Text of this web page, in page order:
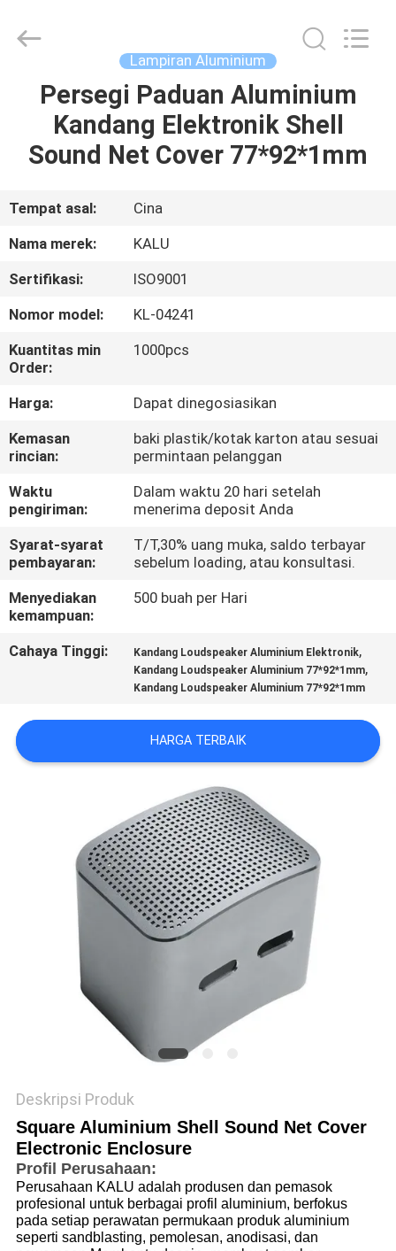
RUMAH
PRODUK
TAMPILAN
VR
TENTANG
KAMI
TUR
PABRIK
KONTROL
KUALITAS
HUBUNGI
BERITA
PERMINTAAN
PENAWARAN
PRIVACY
POLICY
Rights
Lampiran Aluminium
Persegi Paduan Aluminium
Kandang Elektronik Shell
Sound Net Cover 77*92*1mm
Tempat asal:
Cina
Nama merek:
KALU
Sertifikasi:
ISO9001
Nomor model:
KL-04241
Kuantitas min
Order:
1000pcs
Harga:
Dapat dinegosiasikan
Kemasan
rincian:
baki plastik/kotak karton atau sesuai
permintaan pelanggan
Waktu
pengiriman:
Dalam waktu 20 hari setelah
menerima deposit Anda
Syarat-syarat
pembayaran:
T/T,30% uang muka, saldo terbayar
sebelum loading, atau konsultasi.
Menyediakan
kemampuan:
500 buah per Hari
Cahaya Tinggi: Kandang Loudspeaker Aluminium Elektronik,
Kandang Loudspeaker Aluminium 77*92*1mm,
Kandang Loudspeaker Aluminium 77*92*1mm
HARGA TERBAIK
Deskripsi Produk
Square Aluminium Shell Sound Net Cover
Electronic Enclosure
Profil Perusahaan:
Perusahaan KALU adalah produsen dan pemasok
profesional untuk berbagai profil aluminium, berfokus
pada setiap perawatan permukaan produk aluminium
seperti sandblasting, pemolesan, anodisasi, dan